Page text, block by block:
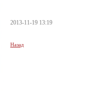
2013-11-19 13:19
Назад